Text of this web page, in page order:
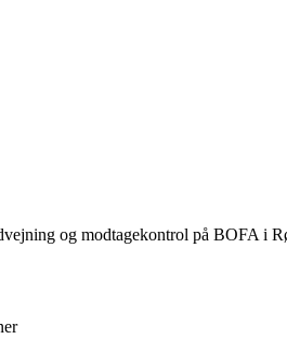
og modtagekontrol på BOFA i